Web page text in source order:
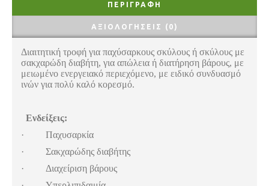
ΠΕΡΙΓΡΑΦΉ
ΑΞΙΟΛΟΓΉΣΕΙΣ (0)
Διαιτητική τροφή για παχύσαρκους σκύλους ή σκύλους με
σακχαρώδη διαβήτη, για απώλεια ή διατήρηση βάρους, με
μειωμένο ενεργειακό περιεχόμενο, με ειδικό συνδυασμό
ινών για πολύ καλό κορεσμό.
Ενδείξεις:
· Παχυσαρκία
· Σακχαρώδης διαβήτης
· Διαχείριση βάρους